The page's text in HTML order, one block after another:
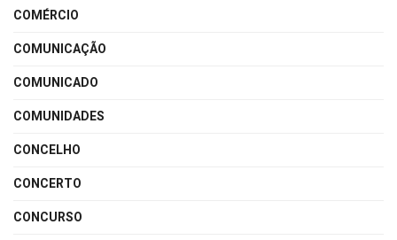
COMÉRCIO
COMUNICAÇÃO
COMUNICADO
COMUNIDADES
CONCELHO
CONCERTO
CONCURSO